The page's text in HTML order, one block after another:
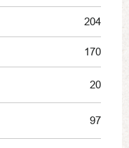
204
170
20
97